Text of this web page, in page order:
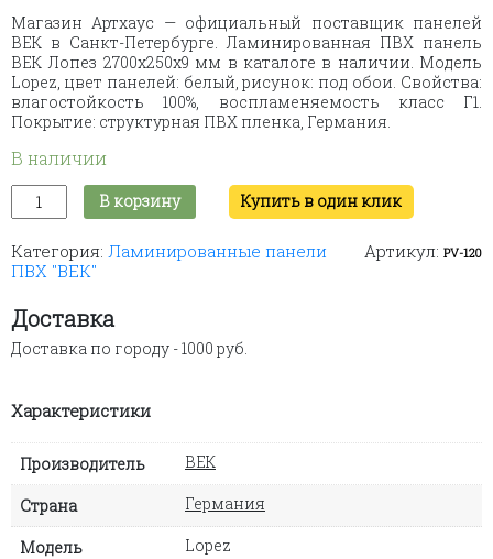
Магазин Артхаус — официальный поставщик панелей
ВЕК в Санкт-Петербурге. Ламинированная ПВХ панель
ВЕК Лопез 2700х250х9 мм в каталоге в наличии. Модель
Lopez, цвет панелей: белый, рисунок: под обои. Свойства:
влагостойкость 100%, воспламеняемость класс Г1.
Покрытие: структурная ПВХ пленка, Германия.
В наличии
Количество
товара
ПВХ
панель
Лопез
3000х250х9
мм
В корзину Купить в один клик
Артикул: PV-120
Категория: Ламинированные панели
ПВХ "ВЕК"
Доставка
Доставка по городу - 1000 руб.
Характеристики
Производитель ВЕК
Страна Германия
Модель Lopez